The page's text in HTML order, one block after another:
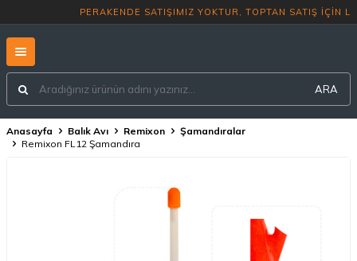
PERAKENDE SATIŞIMIZ
ARA
Anasayfa Balık Avı Remixon
Şamandıralar
Remixon FL12 Şamandıra